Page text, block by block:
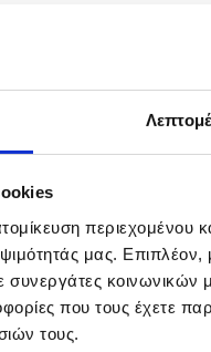
περιεχομένου
μας.
συνεργάτες
που τους έχετε
τους.